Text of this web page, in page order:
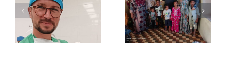
Trauer um Dr.
Lehmann
Einsatz vom 5.9. bis
14.9.2025 in Syrien